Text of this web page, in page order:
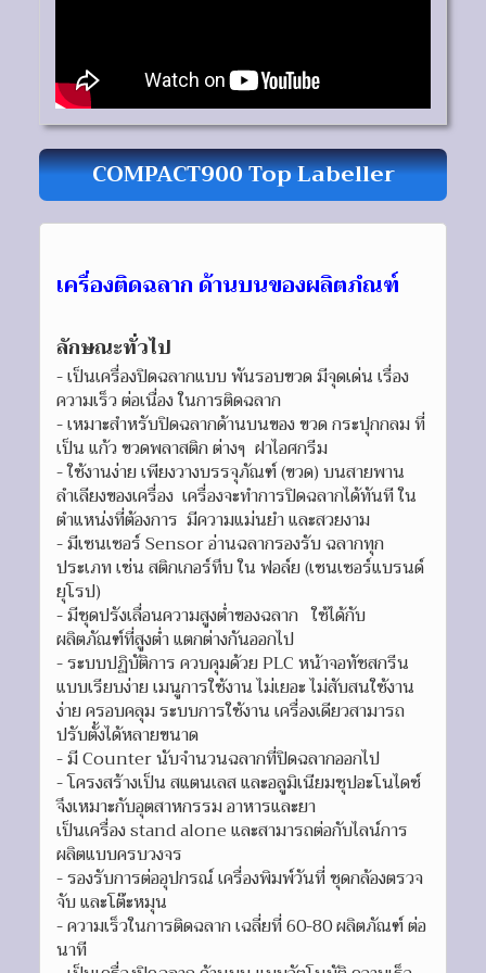
COMPACT900 Top Labeller
เครื่องติดฉลาก ด้านบนของผลิตภํณฑ์
ลักษณะทั่วไป
- เป็นเครื่องปิดฉลากแบบ พันรอบขวด มีจุดเด่น เรื่อง
ความเร็ว ต่อเนื่อง ในการติดฉลาก
- เหมาะสำหรับปิดฉลากด้านบนของ ขวด กระปุกกลม ที่
เป็น แก้ว ขวดพลาสติก ต่างๆ ฝาไอศกรีม
- ใช้งานง่าย เพียงวางบรรจุภัณฑ์ (ขวด) บนสายพาน
ลำเลียงของเครื่อง เครื่องจะทำการปิดฉลากได้ทันที ใน
ตำแหน่งที่ต้องการ มีความแม่นยำ และสวยงาม
- มีเซนเซอร์ Sensor อ่านฉลากรองรับ ฉลากทุก
ประเภท เช่น สติกเกอร์ทึบ ใน ฟอล์ย (เซนเซอร์แบรนด์
ยุโรป)
- มีชุดปรังเลื่อนความสูงต่ำของฉลาก ใช้ได้กับ
ผลิตภัณฑ์ที่สูงต่ำ แตกต่างกันออกไป
- ระบบปฏิบัติการ ควบคุมด้วย PLC หน้าจอทัชสกรีน
แบบเรียบง่าย เมนูการใช้งาน ไม่เยอะ ไม่สับสนใช้งาน
ง่าย ครอบคลุม ระบบการใช้งาน เครื่องเดียวสามารถ
ปรับตั้งได้หลายขนาด
- มี Counter นับจำนวนฉลากที่ปิดฉลากออกไป
- โครงสร้างเป็น สแตนเลส และอลูมิเนียมชุปอะโนไดซ์
จึงเหมาะกับอุตสาหกรรม อาหารและยา
เป็นเครื่อง stand alone และสามารถต่อกับไลน์การ
ผลิตแบบครบวงจร
- รองรับการต่ออุปกรณ์ เครื่องพิมพ์วันที่ ชุดกล้องตรวจ
จับ และโต๊ะหมุน
- ความเร็วในการติดฉลาก เฉลี่ยที่ 60-80 ผลิตภัณฑ์ ต่อ
นาที